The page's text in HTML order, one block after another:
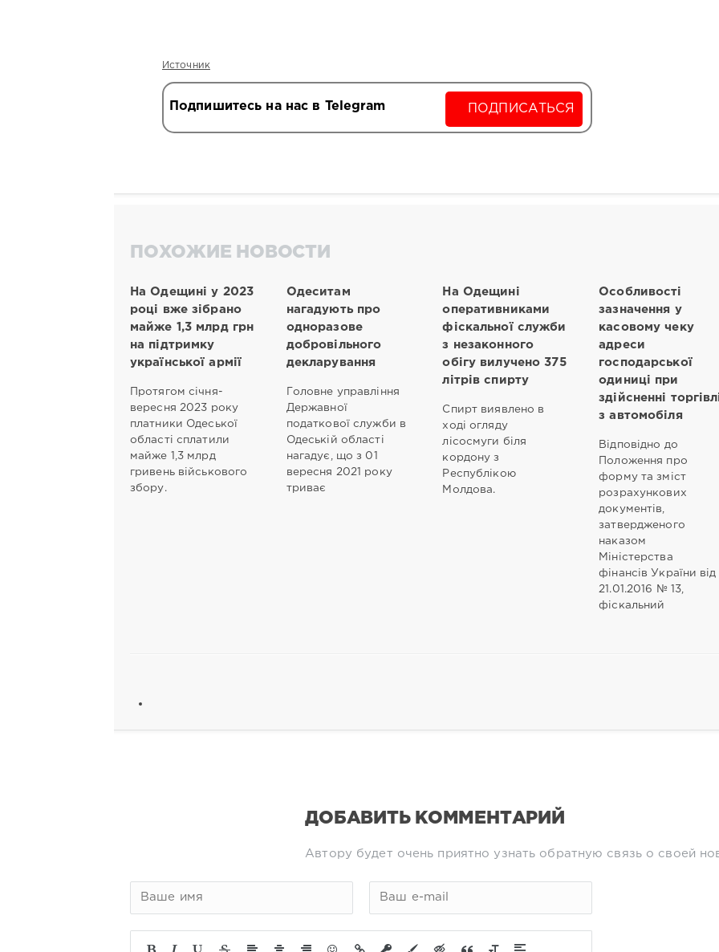
Источник
Подпишитесь на нас в Telegram ПОДПИСАТЬСЯ
ПОХОЖИЕ НОВОСТИ
На Одещині у 2023
році вже зібрано
майже 1,3 млрд грн
на підтримку
української армії
Протягом січня-
вересня 2023 року
платники Одеської
області сплатили
майже 1,3 млрд
гривень військового
збору.
Одеситам
нагадують про
одноразове
добровільного
декларування
Головне управління
Державної
податкової служби в
Одеській області
нагадує, що з 01
вересня 2021 року
триває
На Одещині
оперативниками
фіскальної служби
з незаконного
обігу вилучено 375
літрів спирту
Спирт виявлено в
ході огляду
лісосмуги біля
кордону з
Республікою
Молдова.
Особливості
зазначення у
касовому чеку
адреси
господарської
одиниці при
здійсненні
з автомобіля
Відповідно до
Положення про
форму та зміст
розрахункових
документів,
затвердженого
наказом
Міністерства
фінансів України від
21.01.2016 № 13,
фіскальний
ДОБАВИТЬ КОММЕНТАРИЙ
Автору будет очень приятно узнать обратную связь о своей